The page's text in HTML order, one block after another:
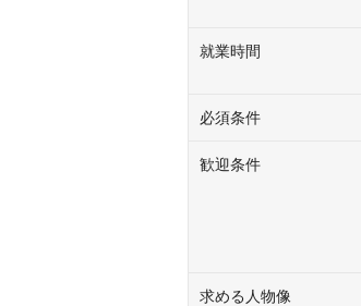
就業時間
必須条件
歓迎条件
求める人物像